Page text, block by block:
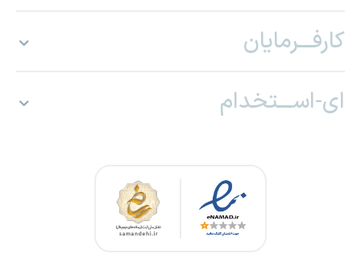
کارفـــرمایان
ای-اســـتخدام